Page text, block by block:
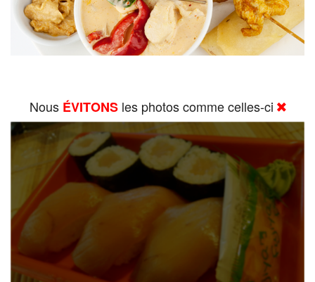
Nous ÉVITONSles photos comme celles-ci